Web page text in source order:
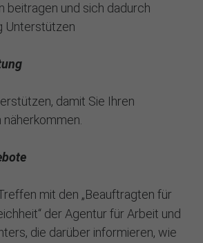
beitragen und sich dadurch
Unterstützen
damit Sie Ihren
mit den „Beauftragten für
der Agentur für Arbeit und
die darüber informieren, wie